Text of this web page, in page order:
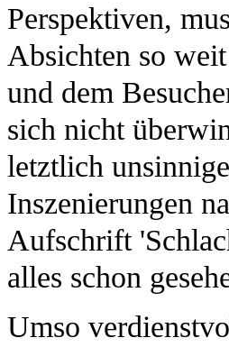
Perspektiven,
Absichten so
und dem
sich nicht
letztlich
Inszenierungen
Aufschrift
alles schon
Umso